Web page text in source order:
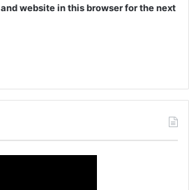
website in this browser for the next